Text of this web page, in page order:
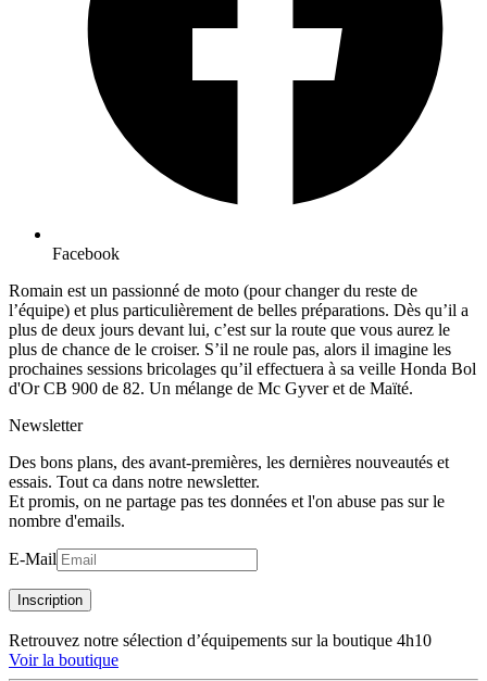
Facebook
Romain est un passionné de moto (pour changer du reste de
l’équipe) et plus particulièrement de belles préparations. Dès qu’il a
plus de deux jours devant lui, c’est sur la route que vous aurez le
plus de chance de le croiser. S’il ne roule pas, alors il imagine les
prochaines sessions bricolages qu’il effectuera à sa veille Honda Bol
d'Or CB 900 de 82. Un mélange de Mc Gyver et de Maïté.
Newsletter
Des bons plans, des avant-premières, les dernières nouveautés et
essais. Tout ca dans notre newsletter.
Et promis, on ne partage pas tes données et l'on abuse pas sur le
nombre d'emails.
E-Mail
Inscription
Retrouvez notre sélection d’équipements sur la boutique 4h10
Voir la boutique